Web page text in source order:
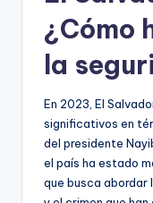
¿Cómo
la
En 2023, El
significativos en
del presidente
el país ha estado
que busca abordar